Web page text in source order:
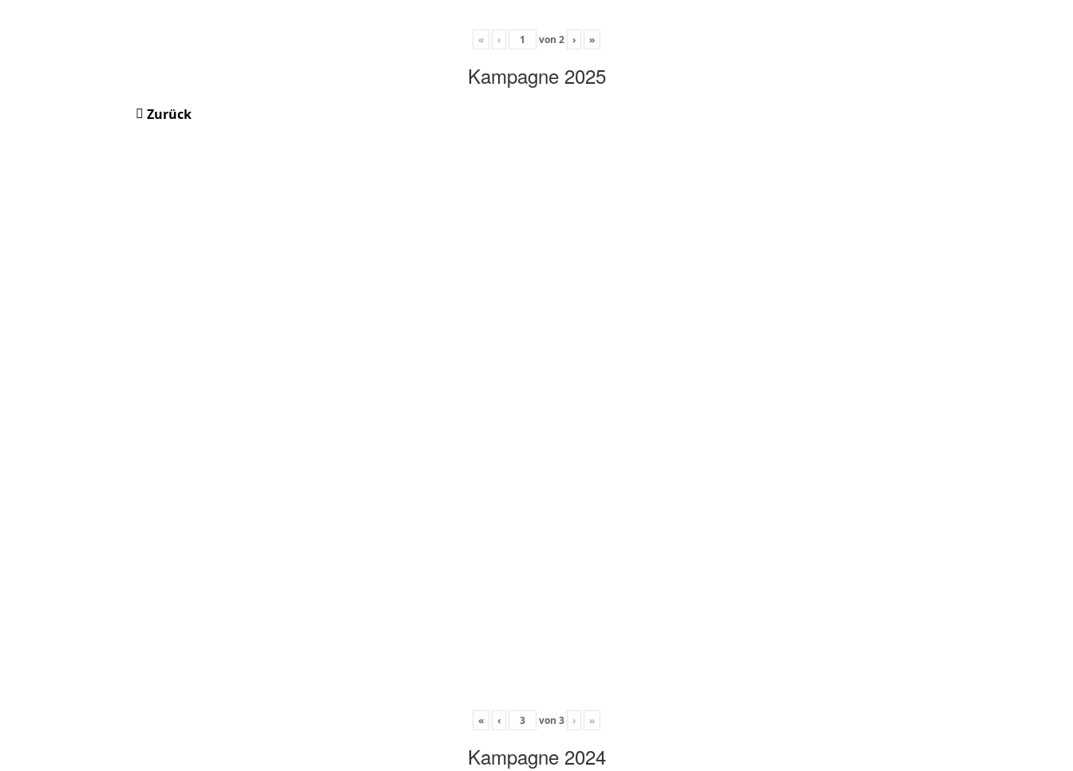
« ‹ von 2 › »
Kampagne 2025
Zurück
« ‹ von 3 › »
Kampagne 2024